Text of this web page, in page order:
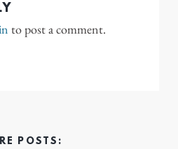
to post a comment.
POSTS: